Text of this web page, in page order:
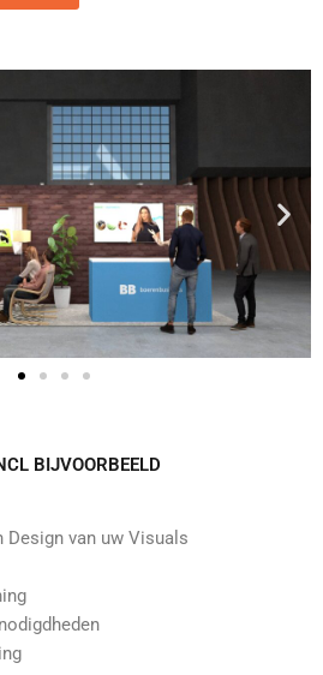
BIJVOORBEELD​
Design van uw Visuals